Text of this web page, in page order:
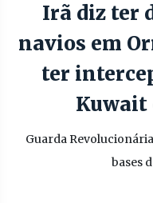
Irã diz ter
navios em
ter
Kuwait
Guarda
bases